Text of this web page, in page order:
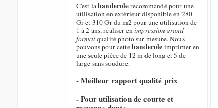
C'est labanderolerecommandé pour une
utilisation en extérieur disponible en 280
Gr et 310 Gr du m2 pour une utilisation de
1 à 2 ans, réaliser enimpression grand
formatqualité photo sur mesure. Nous
pouvons pour cettebanderoleimprimer en
une seule pièce de 12 m de long et 5 de
large sans soudure.
- Meilleur rapport qualité prix
- Pour utilisation de courte et